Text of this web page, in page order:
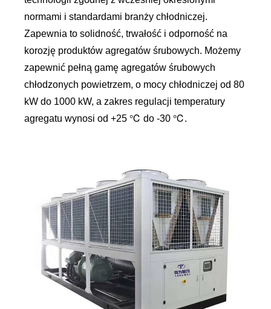
normami i standardami branży chłodniczej.
Zapewnia to solidność, trwałość i odporność na
korozję produktów agregatów śrubowych. Możemy
zapewnić pełną gamę agregatów śrubowych
chłodzonych powietrzem, o mocy chłodniczej od 80
kW do 1000 kW, a zakres regulacji temperatury
agregatu wynosi od +25 ℃ do -30 ℃.